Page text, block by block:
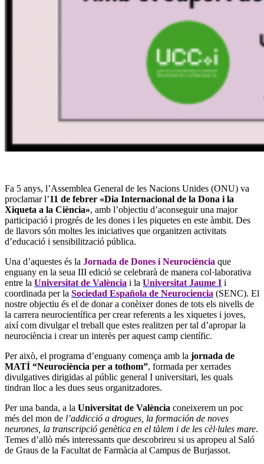
Fa 5 anys, l’Assemblea General de les Nacions Unides (ONU) va
proclamar l’11 de febrer «Dia Internacional de la Dona i la
Xiqueta a la Ciència», amb l’objectiu d’aconseguir una major
participació i progrés de les dones i les piquetes en este àmbit. Des
de llavors són moltes les iniciatives que organitzen activitats
d’educació i sensibilització pública.
Una d’aquestes és la Jornada de Dones i Neurociència que
enguany en la seua III edició se celebrarà de manera col·laborativa
entre la Universitat de València i la Universitat Jaume I i
coordinada per la Sociedad Española de Neurociencia (SENC). El
nostre objectiu és el de donar a conèixer dones de tots els nivells de
la carrera neurocientífica per crear referents a les xiquetes i joves,
així com divulgar el treball que estes realitzen per tal d’apropar la
neurociència i crear un interès per aquest camp científic.
Per això, el programa d’enguany comença amb la jornada de
MATÍ “Neurociència per a tothom”, formada per xerrades
divulgatives dirigidas al públic general I universitari, les quals
tindran lloc a les dues seus organitzadores.
Per una banda, a la Universitat de València coneixerem un poc
més del mon de l’addicció a drogues, la formación de noves
neurones, la transcripció genètica en el tàlem i de les cèl·lules mare.
Temes d’allò més interessants que descobrireu si us apropeu al Saló
de Graus de la Facultat de Farmàcia al Campus de Burjassot.